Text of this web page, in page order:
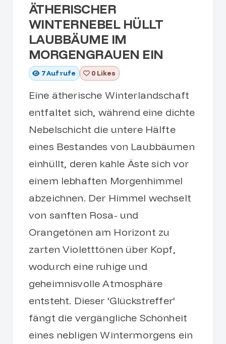
ÄTHERISCHER
WINTERNEBEL HÜLLT
LAUBBÄUME IM
MORGENGRAUEN EIN
7Aufrufe 0 Likes
Eine ätherische Winterlandschaft
entfaltet sich, während eine dichte
Nebelschicht die untere Hälfte
eines Bestandes von Laubbäumen
einhüllt, deren kahle Äste sich vor
einem lebhaften Morgenhimmel
abzeichnen. Der Himmel wechselt
von sanften Rosa- und
Orangetönen am Horizont zu
zarten Violetttönen über Kopf,
wodurch eine ruhige und
geheimnisvolle Atmosphäre
entsteht. Dieser 'Glückstreffer'
fängt die vergängliche Schönheit
eines nebligen Wintermorgens ein